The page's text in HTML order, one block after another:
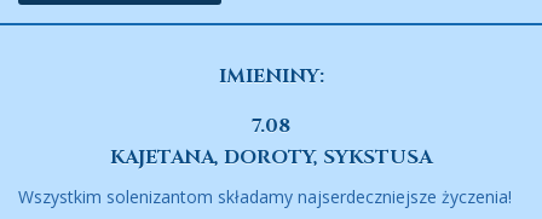
IMIENINY:
7.08
KAJETANA, DOROTY, SYKSTUSA
Wszystkim solenizantom składamy najserdeczniejsze życzenia!